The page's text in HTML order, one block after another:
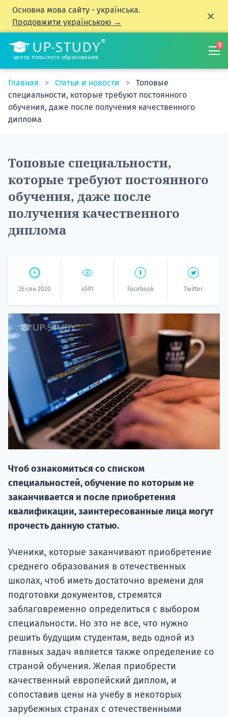
Основна мова сайту - українська.
Продовжити українською →
центр польского образования
1
Главная Статьи и новости
Топовые
специальности, которые требуют постоянного
обучения, даже после получения качественного
диплома
Топовые специальности,
которые требуют постоянного
обучения, даже после
получения качественного
диплома
26 сен 2020 4591 Facebook Twitter
Чтоб ознакомиться со списком
специальностей, обучение по которым не
заканчивается и после приобретения
квалификации, заинтересованные лица могут
прочесть данную статью.
Ученики, которые заканчивают приобретение
среднего образования в отечественных
школах, чтоб иметь достаточно времени для
подготовки документов, стремятся
заблаговременно определиться с выбором
специальности. Но это не все, что нужно
решить будущим студентам, ведь одной из
главных задач является также определение со
страной обучения. Желая приобрести
качественный европейский диплом, и
сопоставив цены на учебу в некоторых
зарубежных странах с отечественными